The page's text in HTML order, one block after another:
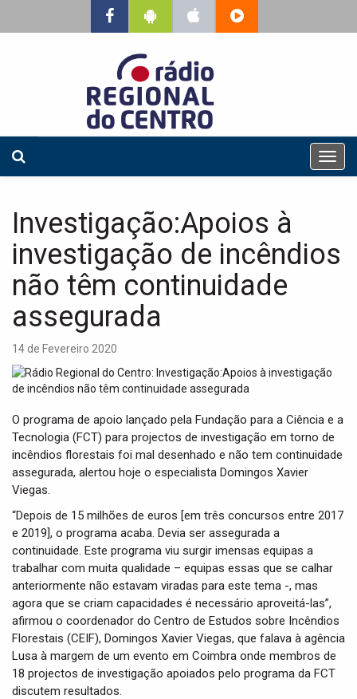
T
o
n
i
Investigação:Apoios à
investigação de incêndios
não têm continuidade
assegurada
14 de Fevereiro 2020
O programa de apoio lançado pela Fundação para a Ciência e a
Tecnologia (FCT) para projectos de investigação em torno de
incêndios florestais foi mal desenhado e não tem continuidade
assegurada, alertou hoje o especialista Domingos Xavier
Viegas.
“Depois de 15 milhões de euros [em três concursos entre 2017
e 2019], o programa acaba. Devia ser assegurada a
continuidade. Este programa viu surgir imensas equipas a
trabalhar com muita qualidade – equipas essas que se calhar
anteriormente não estavam viradas para este tema -, mas
agora que se criam capacidades é necessário aproveitá-las”,
afirmou o coordenador do Centro de Estudos sobre Incêndios
Florestais (CEIF), Domingos Xavier Viegas, que falava à agência
Lusa à margem de um evento em Coimbra onde membros de
18 projectos de investigação apoiados pelo programa da FCT
discutem resultados.